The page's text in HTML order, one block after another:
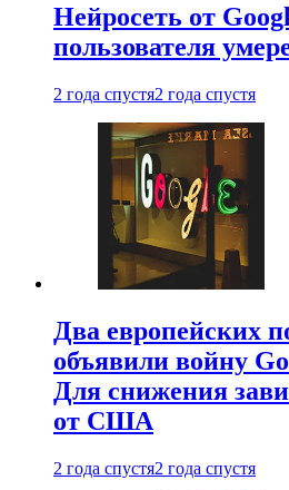
Нейросеть от
пользователя
2 года спустя2 года спустя
Два европейских
объявили войну
Для снижения
от США
2 года спустя2 года спустя